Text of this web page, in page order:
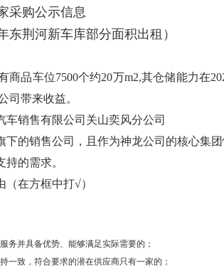
采购公示信息
东荆河新车库部分面积出租）
品车位7500个约20万m2,其仓储能力在
司带来收益。
销售有限公司关山奕风分公司
的销售公司，且作为神龙公司的核心集
的需求。
在方框中打√）
务并具备优势、能够满足实际需要的；
一致，符合要求的潜在供应商只有一家的；